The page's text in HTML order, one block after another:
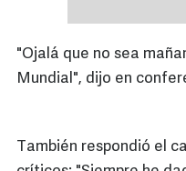
"Ojalá que no sea
Mundial", dijo en
También respondió el